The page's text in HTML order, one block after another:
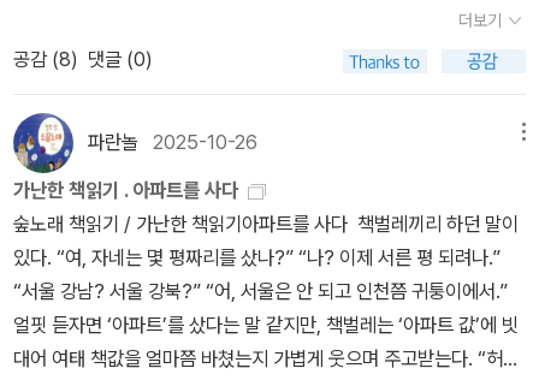
화 작품이 전시되어 있었는데요, 잘 아시겠지만 사실 앤소니 브라운
이나 로즈메리 웰스와 같은 아이들 그림책은 너무 아름다고 예술성도
뛰어나잖아요? 제라진갤러리는 그래서 이렇게 좋은 그림책에 실려있
는 원화를 전시하고, 그림책을 읽고 싶은 사람이라면 누구나 참가해
그림책을 읽고 이야기를 나누는 그림책 독서회를 진행하기도 합니다.
물론 그림책미술관 시민모임에서 읽는 그림책은 단지 어린이들을 위
한 책은 아니구요, 어린이들도 읽기에는 별로 무리가 없긴 하지만 내
용과 그림이 그보다는 좀더 복잡한 성인들이 읽는 그림책이라 할 수
있어요. 제라진 갤러리에서는 이 밖에도 그림책 창작 워크샵도 진행
하구요, 드로잉 수업도 하구요, 작가를 모시고 북콘서트도 진행하기
도 합니다. 4. 그림책을 읽고 독서모임을 하는 것을 별로 생각해본
아라는 이름으로 사람을 차별하게 된다. 전경에서 복무하다 제대한
동생의 이야기를 들은 적이 있는데 시위 단체에 대한 적개심이 상당
러기위해 필요한 것은 용기와 지혜다. 평화를 위해 용기있게 나서는
것과 슬기롭게 문제를 헤져나가는 것이 둘다 중요하다. 우리는 인간
의 존엄성에 대해 생각해야 한다. 그리고 전쟁이 반드시 필요한지 생
각해야 한다. 인류 역사상 반드시 필요한 전쟁이란 자유와 혁명을 위
한 이야기에 관심 기울이지 못하고 말이다. 그 자리에는 두 청년이 있
었습니다.이 나라의 하이달과 저 나라의 스미스.택시 기사 하이달과
트럭 기사 스미스.한 청년은 가디르와 혼인을 앞두고 있었고,또 한 청
년은 메이에게 청혼을 준비하고 있었습니다. 둘은 모두 반듯한 청년
이었고,사랑하는 연인을 두고 서로 닮은 꿈을 꾸던 젊은이였습니다.
둘은 서로를 잘 알지도 못했고, 서로를 미워할 일도 없었습니다. 그러
나 한 청년이 한 청년에게 목숨을 잃었습니다.전쟁이 아닌 다른 자리
였으면둘은 아마도 좋은 동무가 되었을지도 몰라. p.77 선생님이 되
어 아이들을 가르칠 미래를 꿈꾸던 마이클은 아이들이 모여 지내는
초등학교에 포탄을 쏘았고, 그 사실을 알고 나서 스스로의 몸에 총을
쏴 죽음을 택했다. 그리고 하이달과 스미스 역시 같은 꿈을 꾸던 젊은
포탄을 떨어뜨린 곳은 적 무기고가 아닌 오마르의 농장이었다. 스미
스 일병은 아이들을 살리기 위해 병원으로 뛰어가는 하이달을 쏜다.
드르르르륵. 초등학교 선생님인 마이클은 테러범 건물이라 생각하
며 포탄을 쏘지만 그 곳은 초등학교 건물이었다. 모두 오해였다. 오해
였다. 그렇게 사람들이 죽어갔다. 힘없는 아이들이, 노인들이...온 몸
이 비에 젖은 신문지처럼 무거워졌다. 전쟁이 끝났다. 정의로운 전쟁
이었다고 한다. 독재자를 물리친 전쟁. 자유와 평화, 민주주의. 행복하
게 살아갈 수 있는 나라를 만들었다고 한다. 하지만, 그들은 주인이 바
뀐것 뿐 그대로였다. 아니 씻지못할 상처만 가득 안았을 뿐이었다. 꿈
이 었었다. 이들의 꿈을 지켜 주겠다던 전쟁이 있었다. 병사들에게도
꿈은 있었다. 하지만 전쟁은 모두 이를 짓밟았다. 십년이 지나고 아이
손등과 팔뚝이 이제 아문다. 집살림을 하며 가만히 보내면 천천히 나
아간다. 하루아침에 나으려고 돌봄터(병원)나 꽃물(약)에 기대면 으
레 덧나지. 느긋이 앓으면 느슨히 풀린다. 어제 남은 국에 봄동과 배추
를 잔뜩 넣어 새로 끓인다. 곁님이 김치국물을 더한다. 《문제아》를 다
시 읽는다. 서울·큰고장에서 마을이 사라지고 잿집이 잔뜩 늘어나면
서 어린글도 어른글도 빛을 잃는다고 느낀다. 1999년에 태어난 《문
제아》는 아직 마을빛과 골목길이 덜 사라졌을 무렵 태어난 고맙고 알
찬 글꽃이라고 느낀다. 아직 나라 곳곳에 작은집이 있고, 시골에 시골
집이 남지만, 작은집이나 시골집에 깃들어 조용히 살림짓는 글바치는
너무 적거나 드물거나 사라진다. 이른바 ‘골칫거리(문제아)’ 같은 ‘작
은글바치’가 사라진 자리에는 ‘귀염둥이(주례사비평)’ 같은 ‘서울글바
더보기
공감 (8) 댓글 (0)
파란놀 2025-10-26
가난한 책읽기 . 아파트를 사다
숲노래 책읽기 / 가난한 책읽기아파트를 사다 책벌레끼리 하던 말이
있다. “여, 자네는 몇 평짜리를 샀나?” “나? 이제 서른 평 되려나.”
“서울 강남? 서울 강북?” “어, 서울은 안 되고 인천쯤 귀퉁이에서.”
얼핏 듣자면 ‘아파트’를 샀다는 말 같지만, 책벌레는 ‘아파트 값’에 빗
대어 여태 책값을 얼마쯤 바쳤는지 가볍게 웃으며 주고받는다. “허허,